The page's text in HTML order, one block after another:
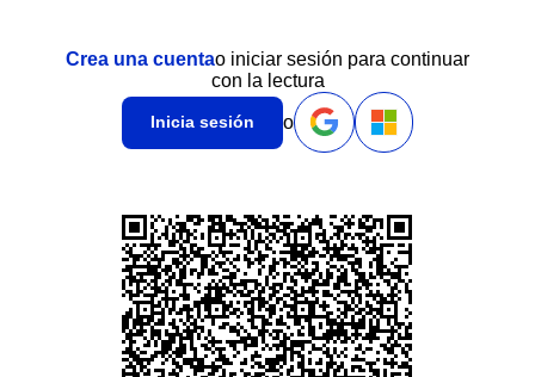
Crea una cuentao iniciar sesión para continuar
con la lectura
Inicia sesión o